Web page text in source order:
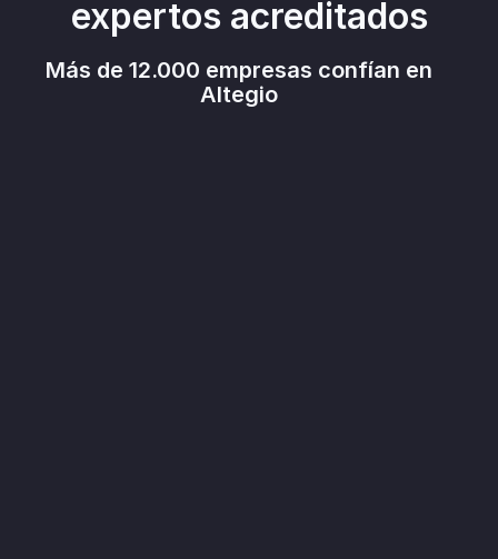
expertos acreditados
Más de 12.000 empresas confían en
Altegio